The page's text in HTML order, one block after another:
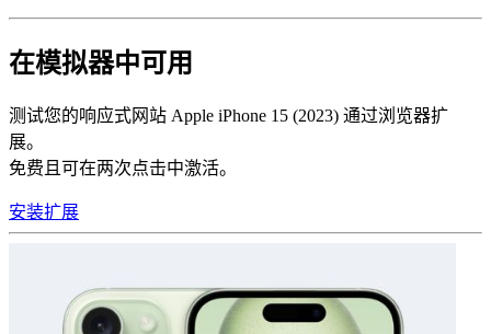
在模拟器中可用
测试您的响应式网站 Apple iPhone 15 (2023) 通过浏览器扩
展。
免费且可在两次点击中激活。
安装扩展